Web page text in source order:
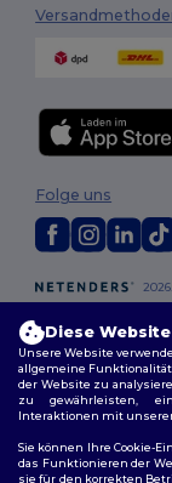
Folge uns
Berlin| Hamburg|
Stuttgart| Düsseldorf
Diese
Unsere Website
allgemeine
der Website zu
zu gewährleisten,
Interaktionen mit
Sie können Ihre Cookie-
das Funktionieren der
sie für den korrekten